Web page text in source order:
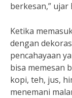
berkesan,” ujar
Ketika
dengan
pencahayaan
bisa memesan
kopi, teh, jus,
menemani